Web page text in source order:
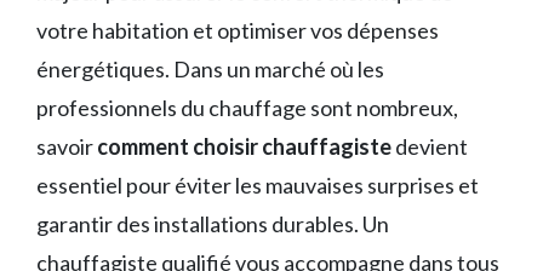
votre habitation et optimiser vos dépenses
énergétiques. Dans un marché où les
professionnels du chauffage sont nombreux,
savoircomment choisir chauffagistedevient
essentiel pour éviter les mauvaises surprises et
garantir des installations durables. Un
chauffagiste qualifié vous accompagne dans tous